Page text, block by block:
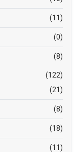
(11)
(0)
(8)
(122)
(21)
(8)
(18)
(11)